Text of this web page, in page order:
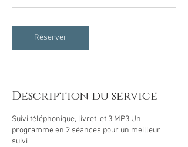
Réserver
Description du service
Suivi téléphonique, livret .et 3 MP3 Un
programme en 2 séances pour un meilleur
suivi